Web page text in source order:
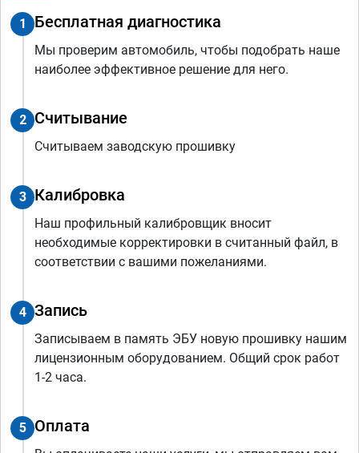
1 Бесплатная диагностика
Мы проверим автомобиль, чтобы подобрать наше
наиболее эффективное решение для него.
2 Считывание
Считываем заводскую прошивку
3 Калибровка
Наш профильный калибровщик вносит
необходимые корректировки в считанный файл, в
соответствии с вашими пожеланиями.
4 Запись
Записываем в память ЭБУ новую прошивку нашим
лицензионным оборудованием. Общий срок работ
1-2 часа.
5 Оплата